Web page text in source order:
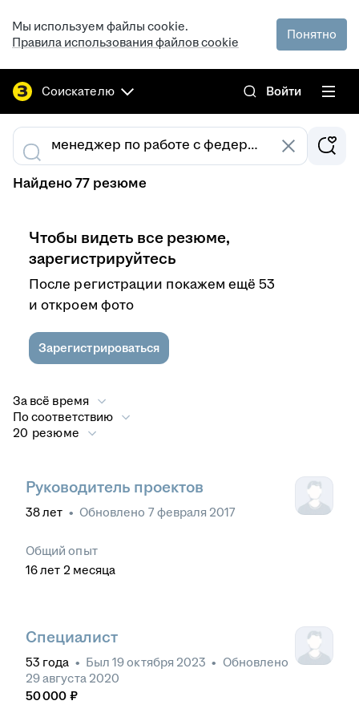
Мы используем файлы cookie.
Правила использования файлов cookie
Понятно
Соискателю Войти
Найдено 77 резюме
Чтобы видеть все резюме,
зарегистрируйтесь
После регистрации покажем ещё 53
и откроем фото
Зарегистрироваться
За всё время
По соответствию
20 резюме
Руководитель проектов
38лет • Обновлено 7 февраля 2017
Общий опыт
16лет 2 месяца
Специалист
53 года • Был 19 октября 2023 • Обновлено
29 августа 2020
50 000 ₽